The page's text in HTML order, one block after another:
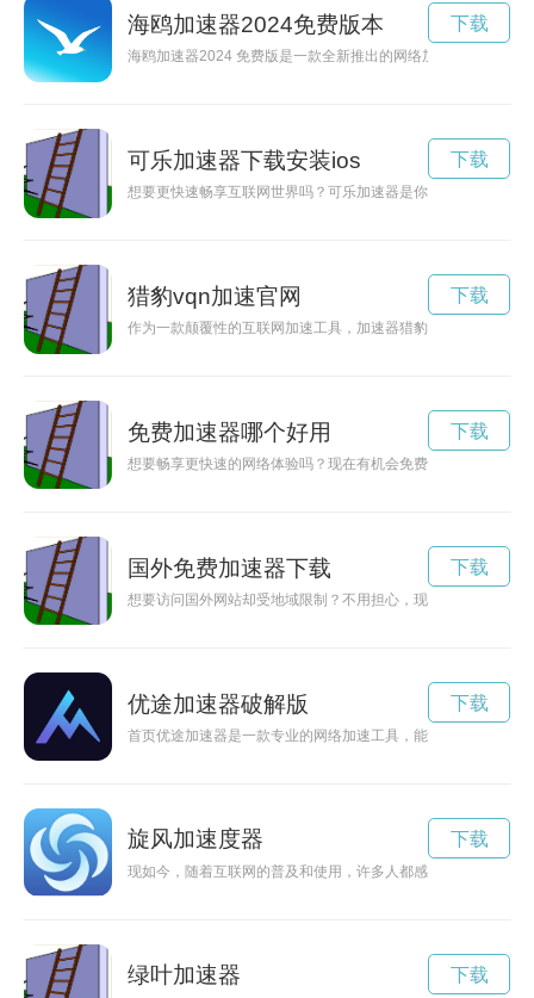
海鸥加速器2024免费版本
海鸥加速器2024 免费版是一款全新推出的网络加速器软件，具
下载
可乐加速器下载安装ios
想要更快速畅享互联网世界吗？可乐加速器是你的不二选择！
下载
猎豹vqn加速官网
作为一款颠覆性的互联网加速工具，加速器猎豹正在赢得越来
下载
免费加速器哪个好用
想要畅享更快速的网络体验吗？现在有机会免费试用Google加
下载
国外免费加速器下载
想要访问国外网站却受地域限制？不用担心，现在有免费版的
下载
优途加速器破解版
首页优途加速器是一款专业的网络加速工具，能够帮助用户在
下载
旋风加速度器
现如今，随着互联网的普及和使用，许多人都感受到网络速度
下载
绿叶加速器 下载